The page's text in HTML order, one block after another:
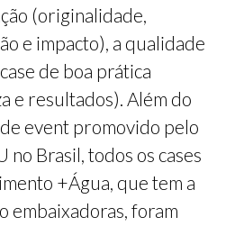
(originalidade,
e impacto), a qualidade
de boa prática
e resultados). Além do
event promovido pelo
no Brasil, todos os cases
+Água, que tem a
embaixadoras, foram